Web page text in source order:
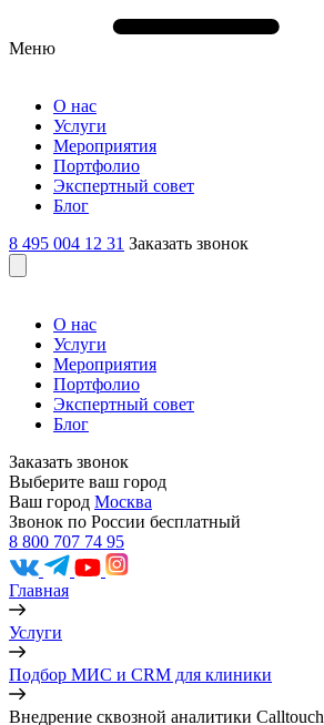
Меню
О нас
Услуги
Мероприятия
Портфолио
Экспертный совет
Блог
8 495 004 12 31 Заказать звонок
О нас
Услуги
Мероприятия
Портфолио
Экспертный совет
Блог
Заказать звонок
Выберите ваш город
Ваш город Москва
Звонок по России бесплатный
8 800 707 74 95
Главная
Услуги
Подбор МИС и CRM для клиники
Внедрение сквозной аналитики Calltouch